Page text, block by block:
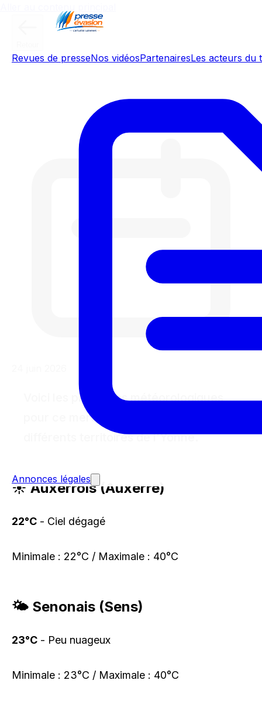
Revues de presseNos vidéosPartenairesLes acteurs du
Annonces légales
Voici les prévisions météorologiques
pour ce mercredi 24 juin 2026 dans les
différents territoires de l'Yonne.
☀️ Auxerrois (Auxerre)
22°C - Ciel dégagé
Minimale : 22°C / Maximale : 40°C
🌤️ Senonais (Sens)
23°C - Peu nuageux
Minimale : 23°C / Maximale : 40°C